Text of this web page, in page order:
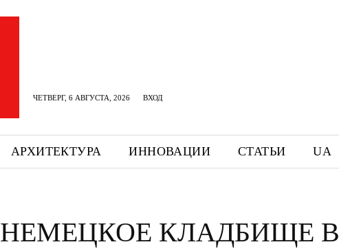
ЧЕТВЕРГ, 6 АВГУСТА, 2026 ВХОД
АРХИТЕКТУРА ИННОВАЦИИ СТАТЬИ UA
НЕМЕЦКОЕ КЛАДБИЩЕ В